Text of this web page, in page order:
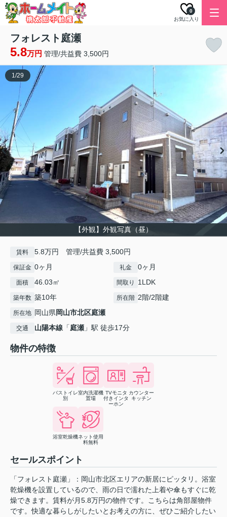
お気に入り
0
フォレスト庭瀬
5.8万円 管理/共益費 3,500円
【外観】外観写真（昼）
1/29
賃料 5.8万円 管理/共益費 3,500円
保証金 0ヶ月 礼金 0ヶ月
面積 46.03㎡ 間取り 1LDK
築年数 築10年 所在階 2階/2階建
所在地 岡山県岡山市北区庭瀬
交通 山陽本線 「庭瀬 」駅 徒歩17分
物件の特徴
バストイレ
別
室内洗濯機
置場
TVモニタ
付きインタ
ーホン
カウンター
キッチン
浴室乾燥機ネット使用
料無料
セールスポイント
「フォレスト庭瀬」：岡山市北区エリアの新居にピッタリ。浴室
乾燥機を設置しているので、雨の日で濡れた上着や傘もすぐに乾
燥できます。賃料が月5.8万円の物件です。こちらは角部屋物件
です。快適な暮らしがしたいとお考えの方に、ぜひご紹介したい